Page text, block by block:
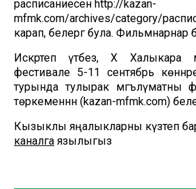
расписаниесен http://kazan-
mfmk.com/archives/category/
карап, белергә була. Фильмнарнар
Искәртеп үтәбез, Х Халыкара
фестивале 5-11 сентябрь
турында тулырак мәгълүматны
төркеменнән (kazan-mfmk.com)
Кызыклы яңалыкларны күзәтеп
каналга язылыгыз